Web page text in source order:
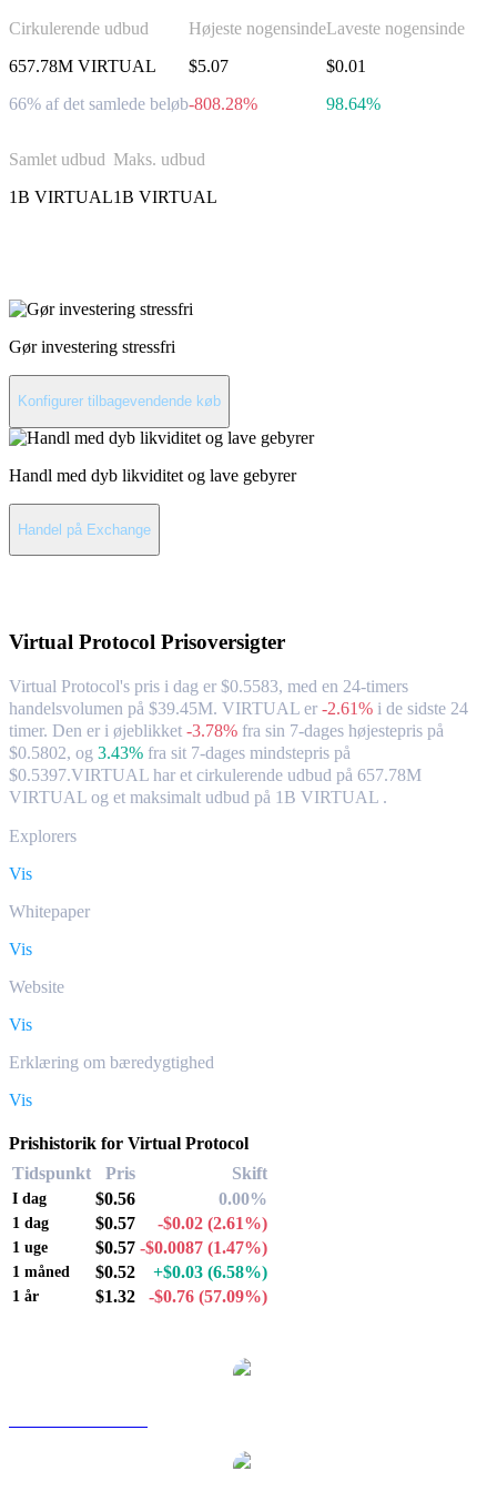
Cirkulerende udbud
657.78M VIRTUAL
66% af det samlede beløb
Højeste nogensinde
$5.07
-808.28%
Laveste nogensinde
$0.01
98.64%
Samlet udbud
1B VIRTUAL
Maks. udbud
1B VIRTUAL
Gør investering stressfri
Konfigurer tilbagevendende køb
Handl med dyb likviditet og lave gebyrer
Handel på Exchange
Virtual Protocol Prisoversigter
Virtual Protocol's pris i dag er $0.5583, med en 24-timers
handelsvolumen på $39.45M. VIRTUAL er -2.61% i de sidste 24
timer. Den er i øjeblikket -3.78% fra sin 7-dages højestepris på
$0.5802, og 3.43% fra sit 7-dages mindstepris på
$0.5397.VIRTUAL har et cirkulerende udbud på 657.78M
VIRTUAL og et maksimalt udbud på 1B VIRTUAL .
Explorers
Vis
Whitepaper
Vis
Website
Vis
Erklæring om bæredygtighed
Vis
Prishistorik for Virtual Protocol
Tidspunkt
Pris Skift
I dag $0.56 0.00%
1 dag $0.57 -$0.02 (2.61%)
1 uge $0.57 -$0.0087 (1.47%)
1 måned $0.52 +$0.03 (6.58%)
1 år $1.32 -$0.76 (57.09%)